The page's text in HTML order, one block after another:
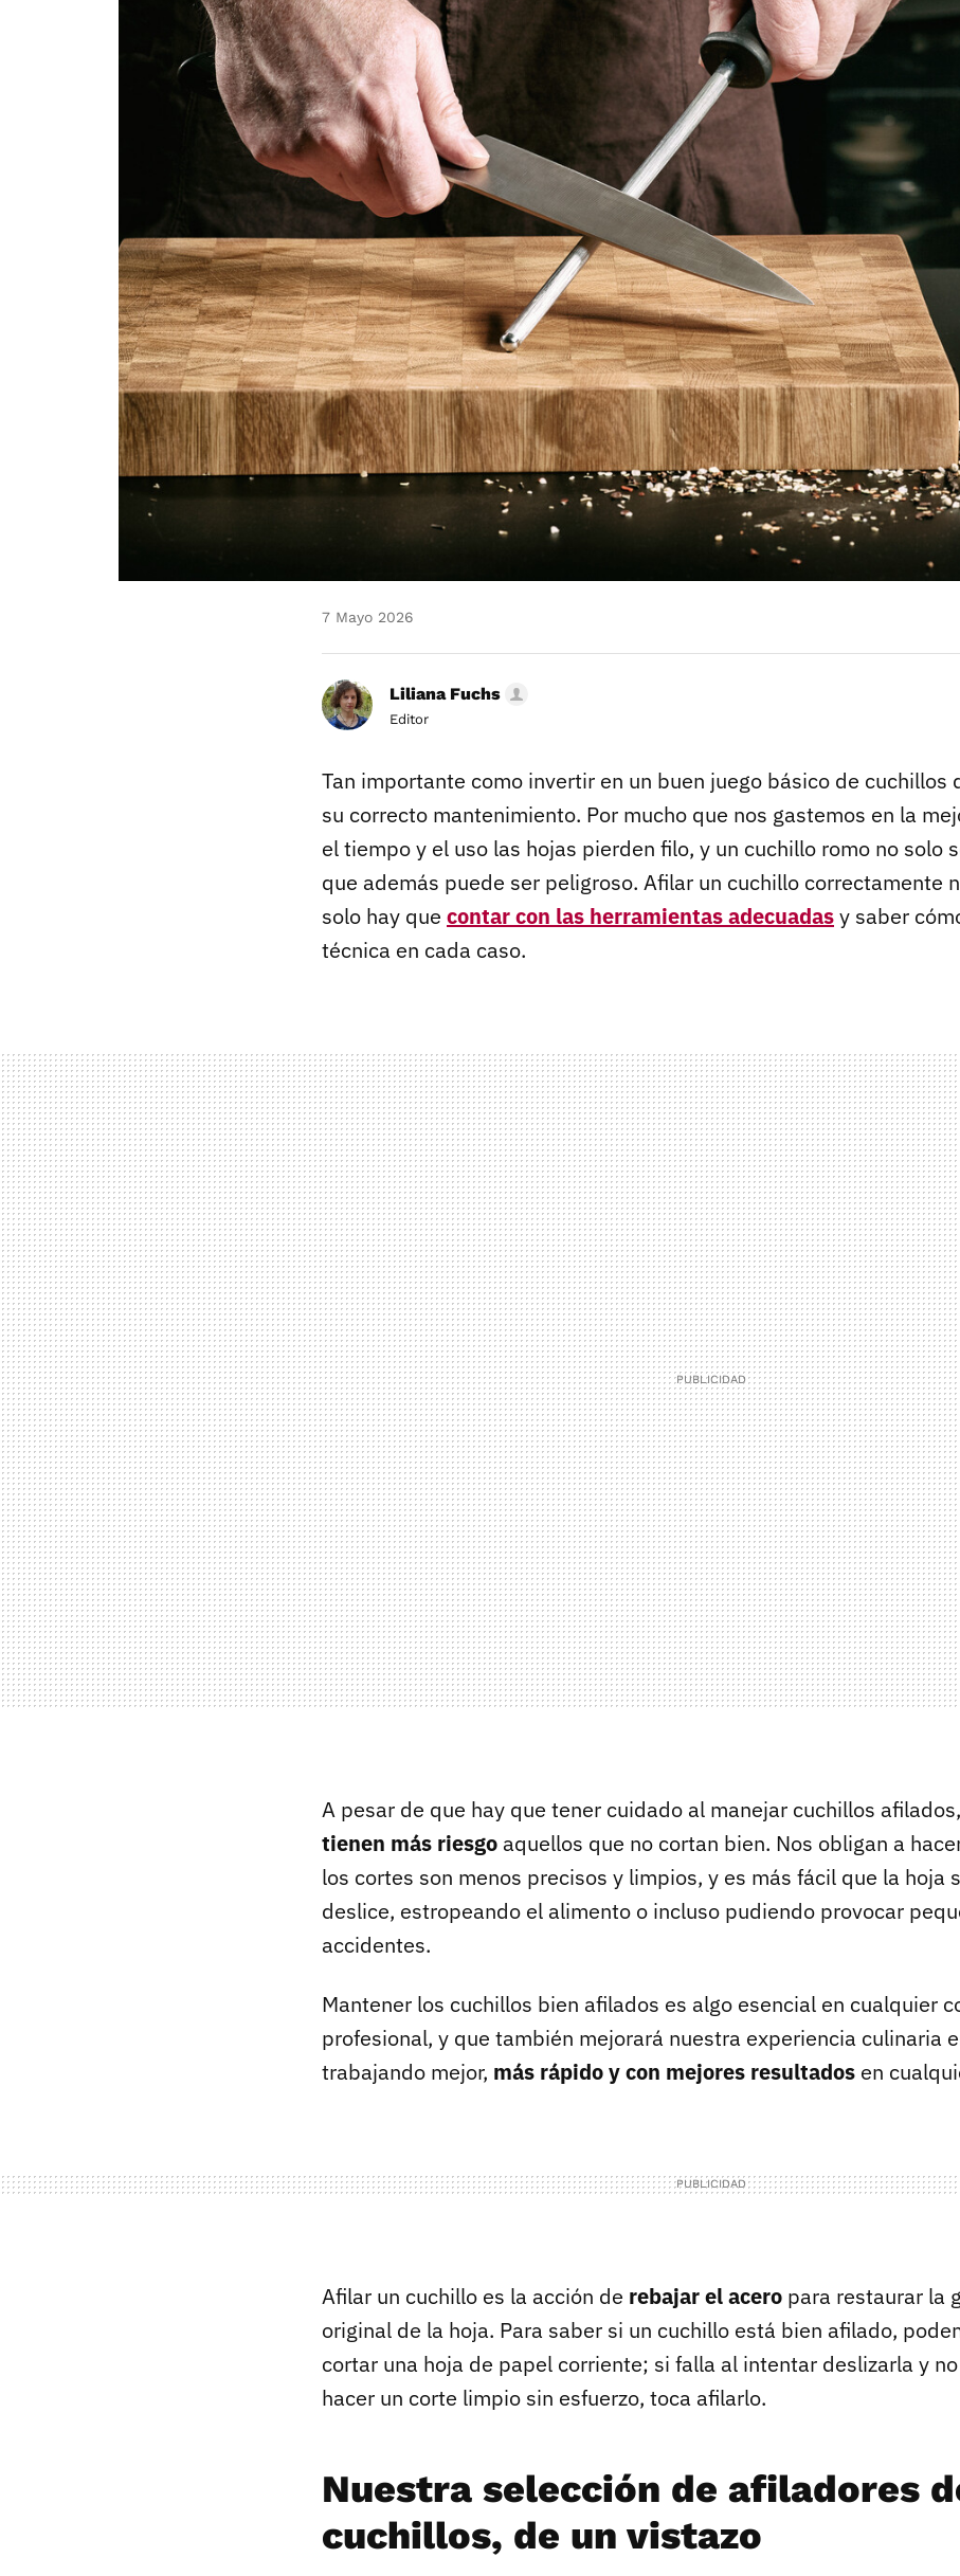
7 Mayo 2026
Liliana Fuchs
Editor
Tan importante como invertir en un buen juego básico de cuchillos
su correcto mantenimiento. Por mucho que nos gastemos en la
el tiempo y el uso las hojas pierden filo, y un cuchillo romo no solo
que además puede ser peligroso. Afilar un cuchillo correctamente
solo hay que contar con las herramientas adecuadasy saber
técnica en cada caso.
A pesar de que hay que tener cuidado al manejar cuchillos
tienen más riesgo aquellos que no cortan bien. Nos obligan a
los cortes son menos precisos y limpios, y es más fácil que la hoja
deslice, estropeando el alimento o incluso pudiendo provocar
accidentes.
Mantener los cuchillos bien afilados es algo esencial en cualquier
profesional, y que también mejorará nuestra experiencia culinaria
trabajando mejor, más rápido y con mejores resultados en
Afilar un cuchillo es la acción de rebajar el acero para restaurar la
original de la hoja. Para saber si un cuchillo está bien afilado,
cortar una hoja de papel corriente; si falla al intentar deslizarla y
hacer un corte limpio sin esfuerzo, toca afilarlo.
Nuestra selección de afiladores
cuchillos, de un vistazo